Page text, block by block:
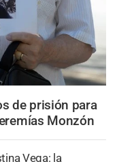
de prisión para
Monzón
Vega: la